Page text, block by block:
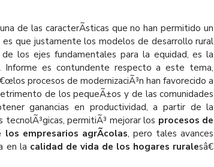
de las caracterÃ­sticas que no han permitido un
que justamente los modelos de desarrollo rural
los ejes fundamentales para la equidad, es la
Informe es contundente respecto a este tema,
procesos de modernizaciÃ³n han favorecido a
de los pequeÃ±os y de las comunidades
ganancias en productividad, a partir de la
tecnolÃ³gicas, permitiÃ³ mejorar los procesos de
los empresarios agrÃ­colas, pero tales avances
en la calidad de vida de los hogares ruralesâ€